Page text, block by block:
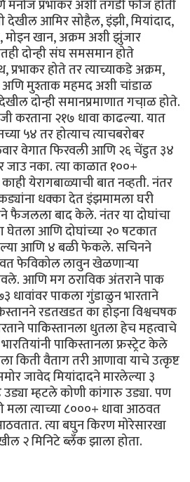
प्रभाकर अशी तगडी फौज होती
देखील आमिर सोहैल, इंझी, मियांदाद,
मोइन खान, अक्रम अशी झुंजार
दोन्ही संघ समसमान होते
होते तर त्याच्याकडे अक्रम,
मुश्ताक महमद अशी चांडाळ
देखील दोन्ही समानप्रमाणात गचा़ळ होते.
करताना २१७ धावा काढल्या. यात
५४ तर होत्याच त्याचबरोबर
वेगात फिरवली आणि २६ चेंडुत ३४
जाउ नका. त्या काळात १००+
येरागबाळ्याची बात नव्हती. नंतर
धक्का देत इंझमामला घरी
फैजलला बाद केले. नंतर या दोघांचा
आणि दोघांच्या २० षटकात
आणि ४ बळी फेकले. सचिनने
फेविकोल लावुन खेळणार्‍या
आणि मग ठराविक अंतराने पाक
धावांवर पाकला गुंडाळुन भारताने
रडतखडत का होइना विश्वचषक
पाकिस्तानला धुतला हेच महत्वाचे
पाकिस्तानला फ्रस्ट्रेट केले
किती वैताग तरी आणावा याचे उत्कृष्ट
जावेद मियांदादने मारलेल्या ३
म्हटले कोणी कांगारु उड्या. पण
त्याच्या ८०००+ धावा आठवत
त्या बघुन किरण मोरेसारखा
२ मिनिटे ब्लँक झाला होता.